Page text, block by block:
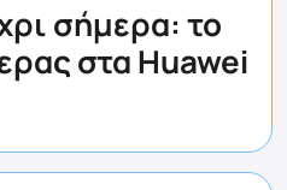
σήμερα: το
στα Huawei